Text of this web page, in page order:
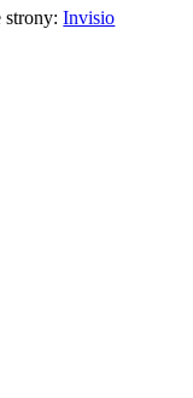
strony:Invisio